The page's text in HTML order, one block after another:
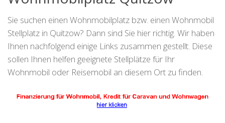
Sie suchen einen Wohnmobilplatz bzw. einen Wohnmobil
Stellplatz in Quitzow? Dann sind Sie hier richtig. Wir haben
Ihnen nachfolgend einige Links zusammen gestellt. Diese
sollen Ihnen helfen geeignete Stellplätze für Ihr
Wohnmobil oder Reisemobil an diesem Ort zu finden.